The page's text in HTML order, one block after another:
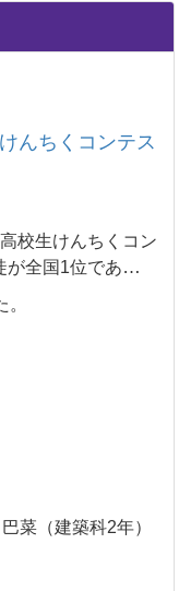
んちくコンテス
校生けんちくコン
が全国1位である
菜（建築科2年）